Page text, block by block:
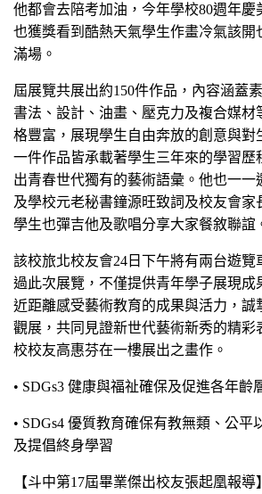
他都會去陪考加油，今年學校80週年慶
也獲獎看到酷熱天氣學生作畫冷氣該開
滿場。
屆展覽共展出約150件作品，內容涵蓋
書法、設計、油畫、壓克力及複合媒材
格豐富，展現學生自由奔放的創意與對
一件作品皆承載著學生三年來的學習歷
出青春世代獨有的藝術語彙。他也一一
及學校元老秘書鐘源旺致詞及校友會家
學生也彈吉他及歌唱分享大家餐敘聯誼
該校旅北校友會24日下午將有兩台遊覽
過此次展覽，不僅提供青年學子展現成
近距離感受藝術教育的成果與活力，誠
觀展，共同見證新世代藝術新秀的精彩
校校友高惠芬在一樓展出之畫作。
• SDGs3 健康與福祉確保及促進各年齡
• SDGs4 優質教育確保有教無類、公平
及提倡終身學習
【斗中第17屆畢業傑出校友張起凰報導】